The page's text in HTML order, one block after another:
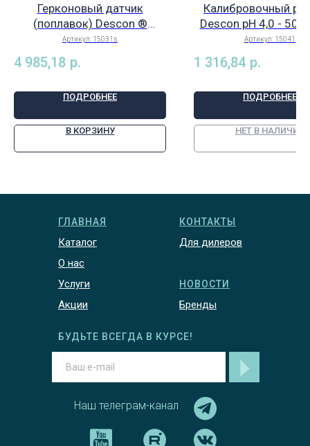
Герконовый датчик
(поплавок) Descon ®
ЧЁРНЫЙ 19 мм - для всех
круглых измерительных
ячеек, арт. 15031s
Артикул: 15031s
4 985,18 р.
ПОДРОБНЕЕ
В КОРЗИНУ
Калибровочный
Descon pH 4,0 - 50
15041
Артикул: 15041
1 316,84 р.
ПОДРОБНЕЕ
НЕТ В НАЛИЧИИ
ГЛАВНАЯ
Каталог
О нас
Услуги
Акции
КОНТАКТЫ
Для дилеров
НОВОСТИ
Бренды
Наш телеграм-канал
БУДЬТЕ ВСЕГДА В КУРСЕ!